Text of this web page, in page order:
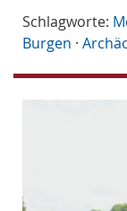
Schlagworte:
Burgen ·